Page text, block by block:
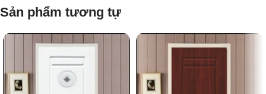
Sản phẩm tương tự